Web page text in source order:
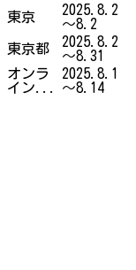
東京
2025.8.2
～8.2
東京都
2025.8.2
～8.31
オンラ
イン...
2025.8.1
～8.14